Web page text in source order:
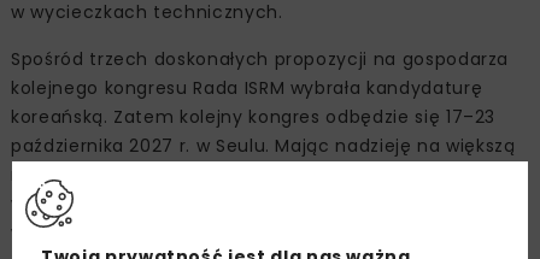
w wycieczkach technicznych.
Spośród trzech doskonałych propozycji na gospodarza
kolejnego kongresu Rada ISRM wybrała kandydaturę
koreańską. Zatem kolejny kongres odbędzie się 17–23
października 2027 r. w Seulu. Mając nadzieję na większą
reprezentację polskiego środowiska na tym doskonałym
wydarzeniu, zachęcamy do zapisania tej daty
w kalendarzu.